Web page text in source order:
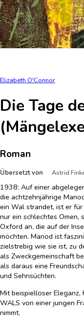
Elizabeth O'Connor
Die Tage
Roman
Übersetzt von Astrid
1938: Auf einer
die achtzehnjährige
ein Wal strandet, ist er
nur ein schlechtes Omen,
Oxford an, die auf der
möchten. Manod ist
zielstrebig wie sie ist, zu
als Zweckgemeinschaft
als daraus eine
und Sehnsüchten.
Mit beispielloser Eleganz,
WALS von einer jungen
nimmt.